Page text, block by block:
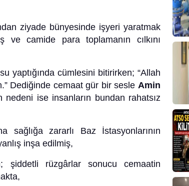
ziyade bünyesinde işyeri yaratmak
camide para toplamanın cılkını
yaptığında cümlesini bitirirken; “Allah
Dediğinde cemaat gür bir sesle Amin
nedeni ise insanların bundan rahatsız
sağlığa zararlı Baz İstasyonlarının
inşa edilmiş,
şiddetli rüzgârlar sonucu cemaatin